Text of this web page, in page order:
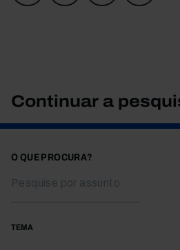
Continuar a
O QUE PROCURA?
TEMA